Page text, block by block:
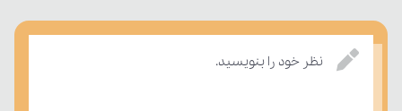
امتحان، میزان تسلط خود را بر مفاهیم درسی بسنجند.
نظر خود را بنویسید.